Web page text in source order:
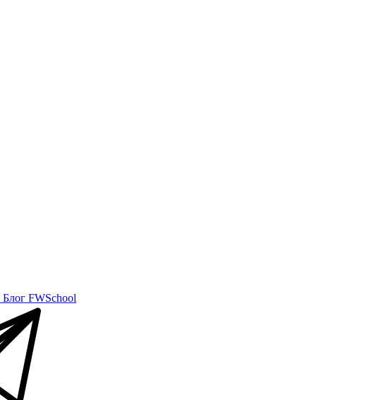
Блог FWSchool